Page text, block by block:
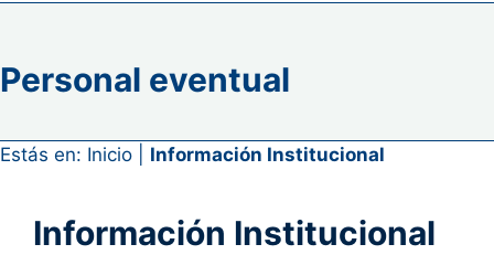
Personal eventual
Estás en: Inicio Información Institucional
Información Institucional